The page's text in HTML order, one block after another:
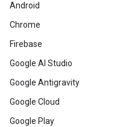
Android
Chrome
Firebase
Google AI Studio
Google Antigravity
Google Cloud
Google Play